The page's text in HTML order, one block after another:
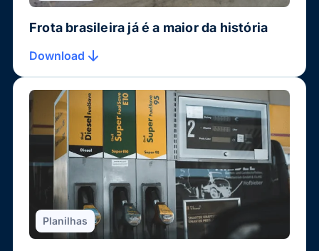
Frota brasileira já é a maior da história
Download
Planilhas